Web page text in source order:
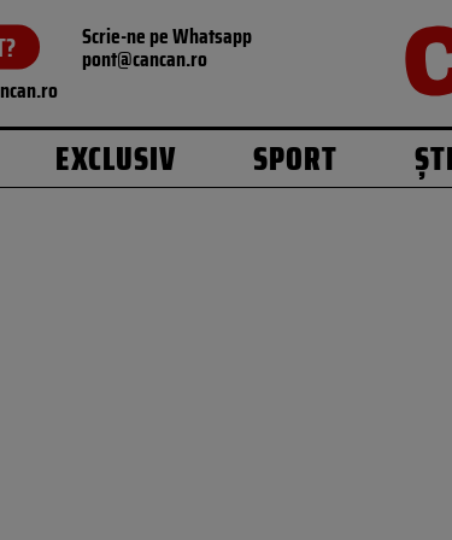
Scrie-ne pe Whatsapp
pont@cancan.ro
EXCLUSIV SPORT